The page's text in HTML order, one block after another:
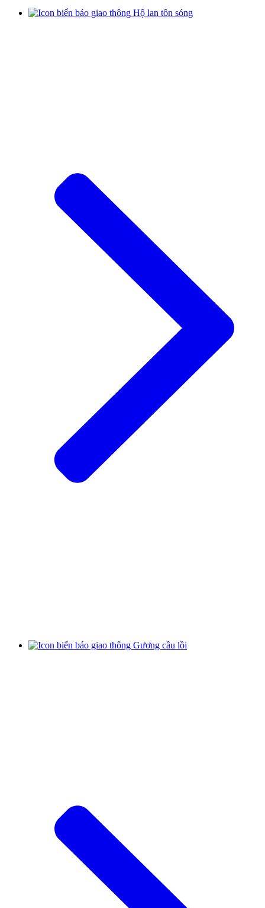
Hộ lan tôn sóng
Gương cầu lồi